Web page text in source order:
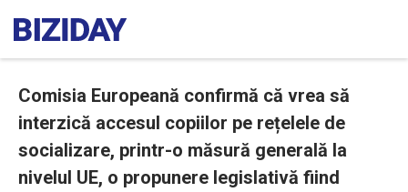
Comisia Europeană confirmă că vrea să
interzică accesul copiilor pe rețelele de
socializare, printr-o măsură generală la
nivelul UE, o propunere legislativă fiind